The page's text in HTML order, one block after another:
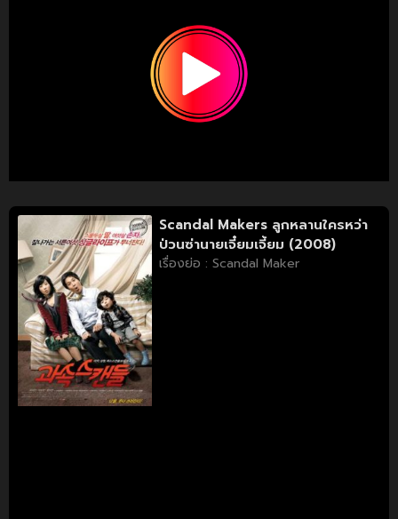
Scandal Makers ลูกหลานใครหว่า
ป่วนซ่านายเจี๋ยมเจี้ยม (2008)
เรื่องย่อ : Scandal Maker